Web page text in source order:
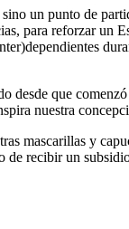
un punto de
para reforzar un
que
nuestra
mascarillas y
recibir un